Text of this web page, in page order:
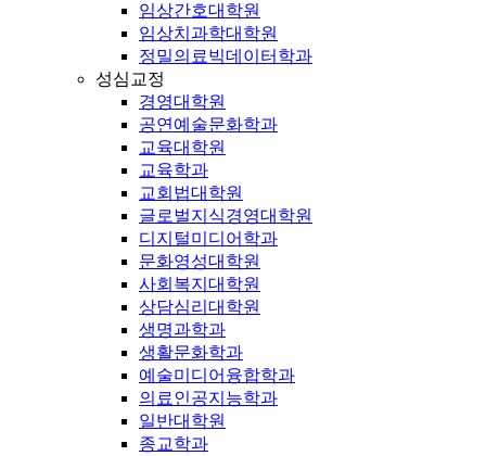
임상간호대학원
임상치과학대학원
정밀의료빅데이터학과
성심교정
경영대학원
공연예술문화학과
교육대학원
교육학과
교회법대학원
글로벌지식경영대학원
디지털미디어학과
문화영성대학원
사회복지대학원
상담심리대학원
생명과학과
생활문화학과
예술미디어융합학과
의료인공지능학과
일반대학원
종교학과